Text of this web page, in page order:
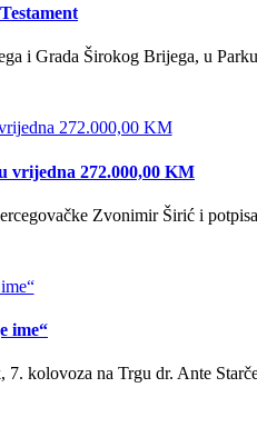
i Grada Širokog Brijega, u
vrijedna 272.000,00 KM
Zvonimir Širić i
ime“
kolovoza na Trgu dr. Ante